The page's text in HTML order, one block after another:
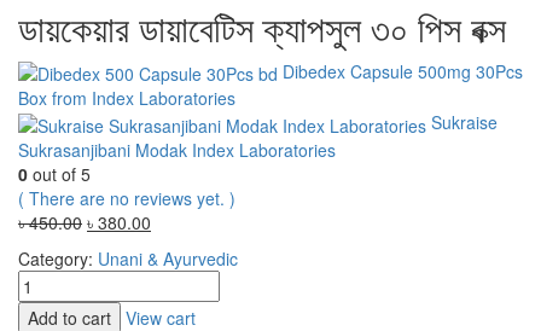
ডায়কেয়ার ডায়াবেটিস ক্যাপসুল ৩০ পিস বক্স
Dibedex Capsule 500mg 30Pcs
Box from Index Laboratories
Sukraise
Sukrasanjibani Modak Index Laboratories
0 out of 5
( There are no reviews yet. )
৳450.00 Original
was:
৳ 380.00
is:
Category: Unani & Ayurvedic
Add to cart View cart